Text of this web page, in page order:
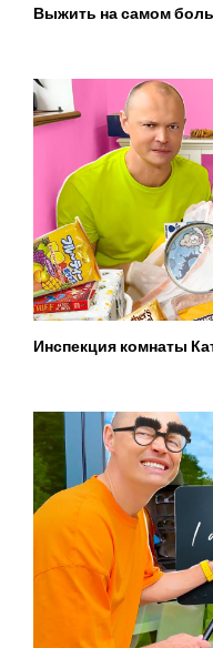
Выжить на самом
Инспекция комнаты